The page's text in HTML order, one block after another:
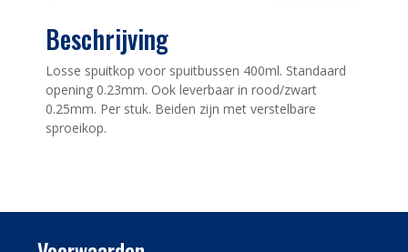
Beschrijving
Losse spuitkop voor spuitbussen 400ml. Standaard
opening 0.23mm. Ook leverbaar in rood/zwart
0.25mm. Per stuk. Beiden zijn met verstelbare
sproeikop.